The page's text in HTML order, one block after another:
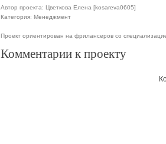
Автор проекта: Цветкова Елена [kosareva0605]
Категория: Менеджмент
Проект ориентирован на фрилансеров со
Комментарии к проекту